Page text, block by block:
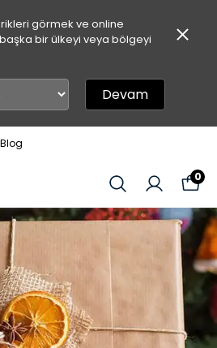
görmek ve online
bir ülkeyi veya bölgeyi
Devam
Blog
0